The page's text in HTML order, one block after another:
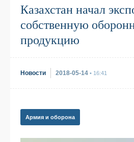
Казахстан начал
собственную
продукцию
Новости 2018-05-14 • 16:41
Армия и оборона